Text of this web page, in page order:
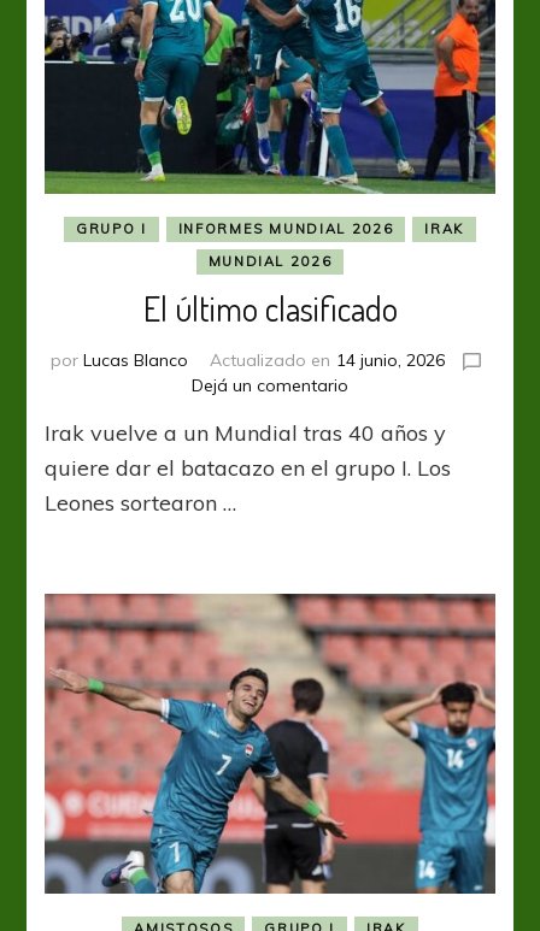
GRUPO I INFORMES MUNDIAL 2026
IRAK
MUNDIAL 2026
El último clasificado
por Lucas Blanco Actualizado en 14 junio, 2026
Dejá un comentario
último
clasificado
Irak vuelve a un Mundial tras 40 años y
quiere dar el batacazo en el grupo I. Los
Leones sortearon …